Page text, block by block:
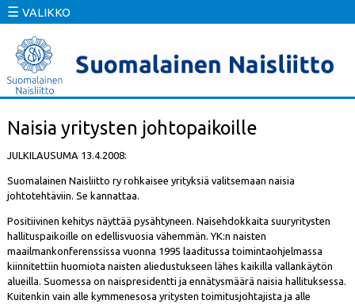
☰ VALIKKO
Naisia yritysten johtopaikoille
JULKILAUSUMA 13.4.2008:
Suomalainen Naisliitto ry rohkaisee yrityksiä valitsemaan naisia
johtotehtäviin. Se kannattaa.
Positiivinen kehitys näyttää pysähtyneen. Naisehdokkaita suuryritysten
hallituspaikoille on edellisvuosia vähemmän. YK:n naisten
maailmankonferenssissa vuonna 1995 laaditussa toimintaohjelmassa
kiinnitettiin huomiota naisten aliedustukseen lähes kaikilla vallankäytön
alueilla. Suomessa on naispresidentti ja ennätysmäärä naisia hallituksessa.
Kuitenkin vain alle kymmenesosa yritysten toimitusjohtajista ja alle